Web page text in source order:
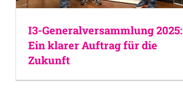
I3-Generalversammlung 2025:
Ein klarer Auftrag für die
Zukunft